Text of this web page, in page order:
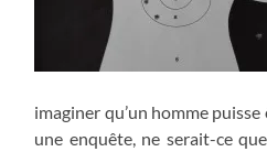
imaginer qu’un homme
une enquête, ne serait-ce